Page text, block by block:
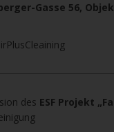
Gasse 56,
des ESF Projekt